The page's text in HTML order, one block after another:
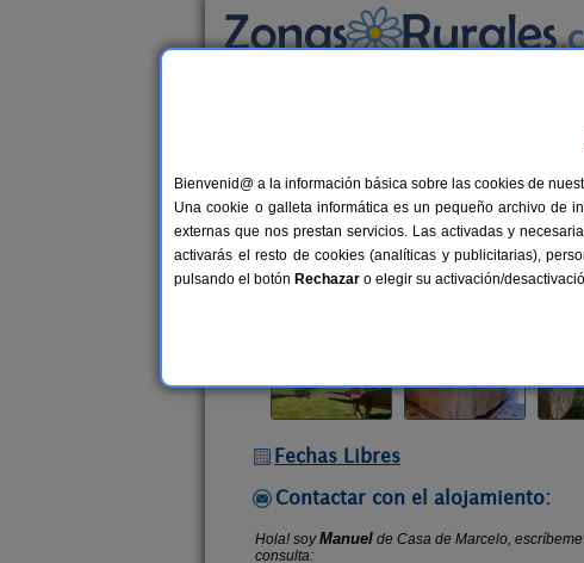
>
Casa de Marcelo
Casa Rural en Padrón (A Coruña)
Alquiler completo y por habitaciones
Fechas Libres
Contactar con el alojamiento:
Bienvenid@ a la información básica sobre las cookies de
Una cookie o galleta informática es un pequeño archivo de
externas que nos prestan servicios. Las activadas y
activarás el resto de cookies (analíticas y publicitarias),
pulsando el botón Rechazar o elegir su activación/